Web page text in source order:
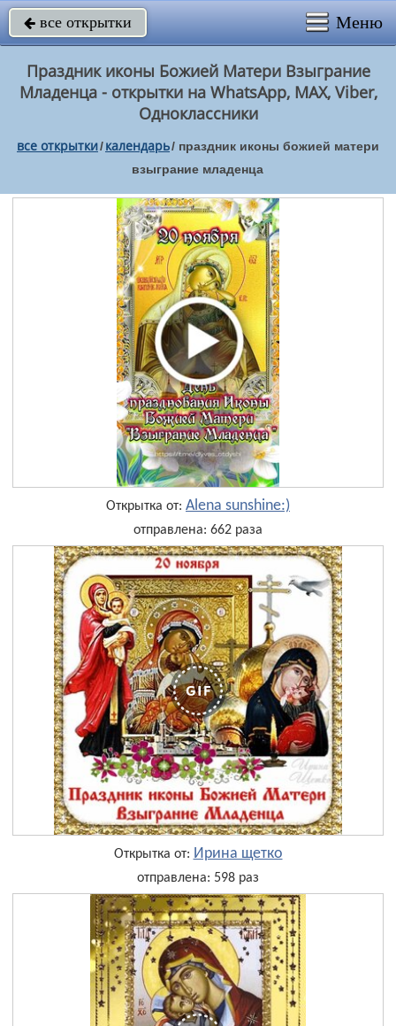
 все открытки Меню
Праздник иконы Божией Матери Взыграние
Младенца - открытки на WhatsApp, MAX, Viber,
Одноклассники
все открытки/календарь/ праздник иконы божией матери
взыграние младенца
Открытка от: Alena sunshine:)
отправлена: 662 раза
Открытка от: Ирина щетко
отправлена: 598 раз